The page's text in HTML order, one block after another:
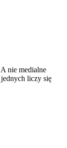
nie medialne
liczy się